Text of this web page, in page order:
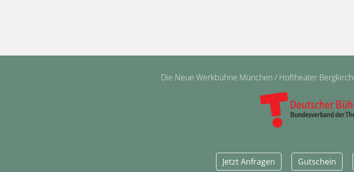
Die Neue Werkbühne München / Hoftheater
Jetzt Anfragen Gutschein